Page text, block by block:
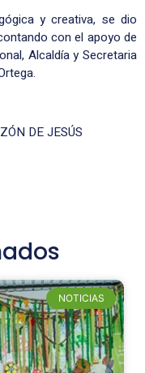
y creativa, se dio
con el apoyo de
Alcaldía y Secretaria
DE JESÚS
NOTICIAS